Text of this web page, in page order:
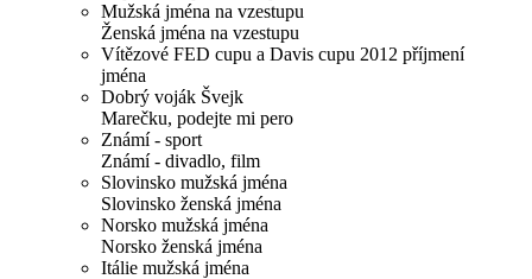
Mužská jména na vzestupu
Ženská jména na vzestupu
Vítězové FED cupu a Davis cupu 2012 příjmení
jména
Dobrý voják Švejk
Marečku, podejte mi pero
Známí - sport
Známí - divadlo, film
Slovinsko mužská jména
Slovinsko ženská jména
Norsko mužská jména
Norsko ženská jména
Itálie mužská jména